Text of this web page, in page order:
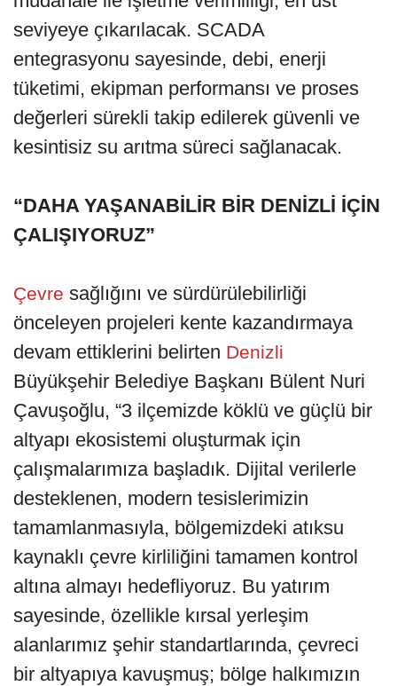
seviyeye çıkarılacak. SCADA
entegrasyonu sayesinde, debi, enerji
tüketimi, ekipman performansı ve proses
değerleri sürekli takip edilerek güvenli ve
kesintisiz su arıtma süreci sağlanacak.
“DAHA YAŞANABİLİR BİR DENİZLİ İÇİN
ÇALIŞIYORUZ”
Çevre sağlığını ve sürdürülebilirliği
önceleyen projeleri kente kazandırmaya
devam ettiklerini belirten Denizli
Büyükşehir Belediye Başkanı Bülent Nuri
Çavuşoğlu, “3 ilçemizde köklü ve güçlü bir
altyapı ekosistemi oluşturmak için
çalışmalarımıza başladık. Dijital verilerle
desteklenen, modern tesislerimizin
tamamlanmasıyla, bölgemizdeki atıksu
kaynaklı çevre kirliliğini tamamen kontrol
altına almayı hedefliyoruz. Bu yatırım
sayesinde, özellikle kırsal yerleşim
alanlarımız şehir standartlarında, çevreci
bir altyapıya kavuşmuş; bölge halkımızın